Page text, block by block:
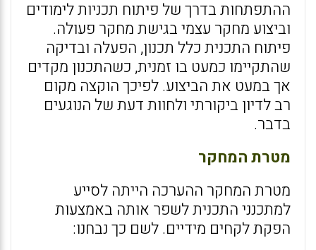
ההתפתחות בדרך של פיתוח תכניות לימודים
וביצוע מחקר עצמי בגישת מחקר פעולה.
פיתוח התכנית כלל תכנון, הפעלה ובדיקה
שהתקיימו כמעט בו זמנית, כשהתכנון מקדים
אך במעט את הביצוע. לפיכך הוקצה מקום
רב לדיון ביקורתי ולחוות דעת של הנוגעים
בדבר.
מטרת המחקר
מטרת המחקר ההערכה הייתה לסייע
למתכנני התכנית לשפר אותה באמצעות
הפקת לקחים מידיים. לשם כך נבחנו: